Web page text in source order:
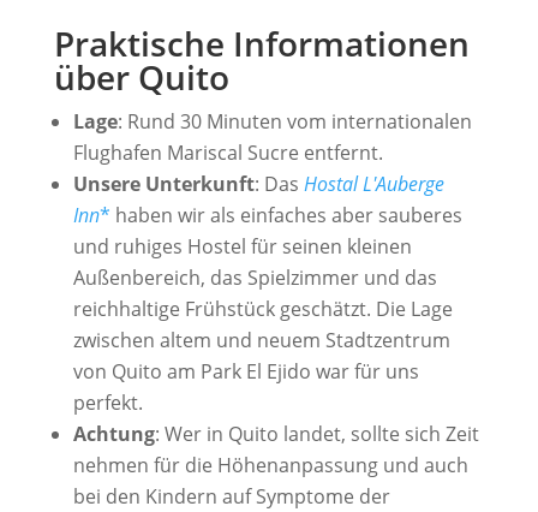
Praktische Informationen
über Quito
Lage: Rund 30 Minuten vom internationalen
Flughafen Mariscal Sucre entfernt.
Unsere Unterkunft: Das Hostal L'Auberge
Inn* haben wir als einfaches aber sauberes
und ruhiges Hostel für seinen kleinen
Außenbereich, das Spielzimmer und das
reichhaltige Frühstück geschätzt. Die Lage
zwischen altem und neuem Stadtzentrum
von Quito am Park El Ejido war für uns
perfekt.
Achtung: Wer in Quito landet, sollte sich Zeit
nehmen für die Höhenanpassung und auch
bei den Kindern auf Symptome der